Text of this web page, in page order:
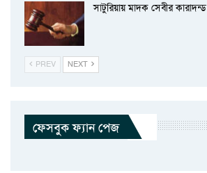
সাটুরিয়ায় মাদক সেবীর কারাদন্ড
PREV NEXT
ফেসবুক ফ্যান পেজ